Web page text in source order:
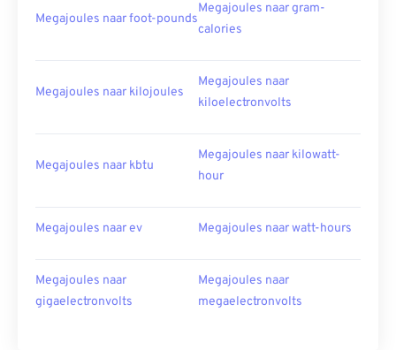
Megajoules naar foot-pounds
Megajoules naar gram-
calories
Megajoules naar kilojoules
Megajoules naar
kiloelectronvolts
Megajoules naar kbtu
Megajoules naar kilowatt-
hour
Megajoules naar ev Megajoules naar watt-hours
Megajoules naar
gigaelectronvolts
Megajoules naar
megaelectronvolts